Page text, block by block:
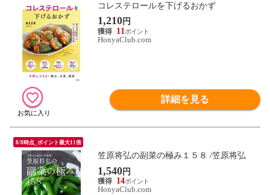
コレステロールを下げるおかず
1,210円
11
HonyaClub.com
詳細を見る
8/8時点_ポイント最大11倍
笠原将弘の副菜の極み１５８ /笠原将弘
1,540円
14
HonyaClub.com